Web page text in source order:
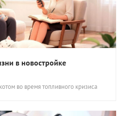
в новостройке
во время топливного кризиса